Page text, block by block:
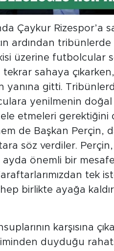
Çaykur Rizespor’a
ardından
üzerine futbolcular
sahaya
gitti.
yenilmenin
etmeleri gerektiğini
de Başkan Perçin,
söz verdiler. Perçin,
önemli bir
tek
birlikte ayağa
karşısına
duyduğu